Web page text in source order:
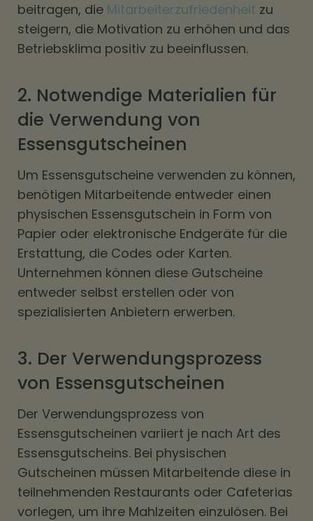
beitragen, die Mitarbeiterzufriedenheit zu
steigern, die Motivation zu erhöhen und das
Betriebsklima positiv zu beeinflussen.
2. Notwendige Materialien für
die Verwendung von
Essensgutscheinen
Um Essensgutscheine verwenden zu können,
benötigen Mitarbeitende entweder einen
physischen Essensgutschein in Form von
Papier oder elektronische Endgeräte für die
Erstattung, die Codes oder Karten.
Unternehmen können diese Gutscheine
entweder selbst erstellen oder von
spezialisierten Anbietern erwerben.
3. Der Verwendungsprozess
von Essensgutscheinen
Der Verwendungsprozess von
Essensgutscheinen variiert je nach Art des
Essensgutscheins. Bei physischen
Gutscheinen müssen Mitarbeitende diese in
teilnehmenden Restaurants oder Cafeterias
vorlegen, um ihre Mahlzeiten einzulösen. Bei